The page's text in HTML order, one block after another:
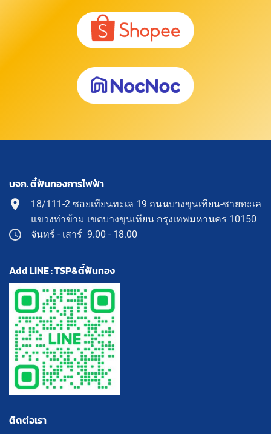
บจก. ตี๋ฟันทองการไฟฟ้า
18/111-2 ซอยเทียนทะเล 19 ถนนบางขุนเทียน-ชายทะเล
แขวงท่าข้าม เขตบางขุนเทียน กรุงเทพมหานคร 10150
จันทร์ - เสาร์ 9.00 - 18.00
Add LINE : TSP&ตี๋ฟันทอง
ติดต่อเรา